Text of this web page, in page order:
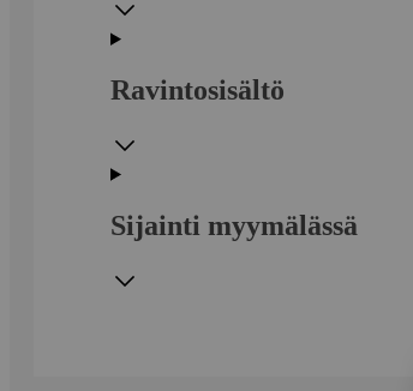
Ravintosisältö
Sijainti myymälässä